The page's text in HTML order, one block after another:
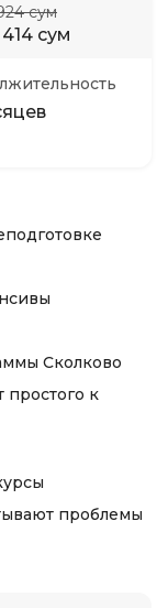
сум
сум
Сколково
к
проблемы